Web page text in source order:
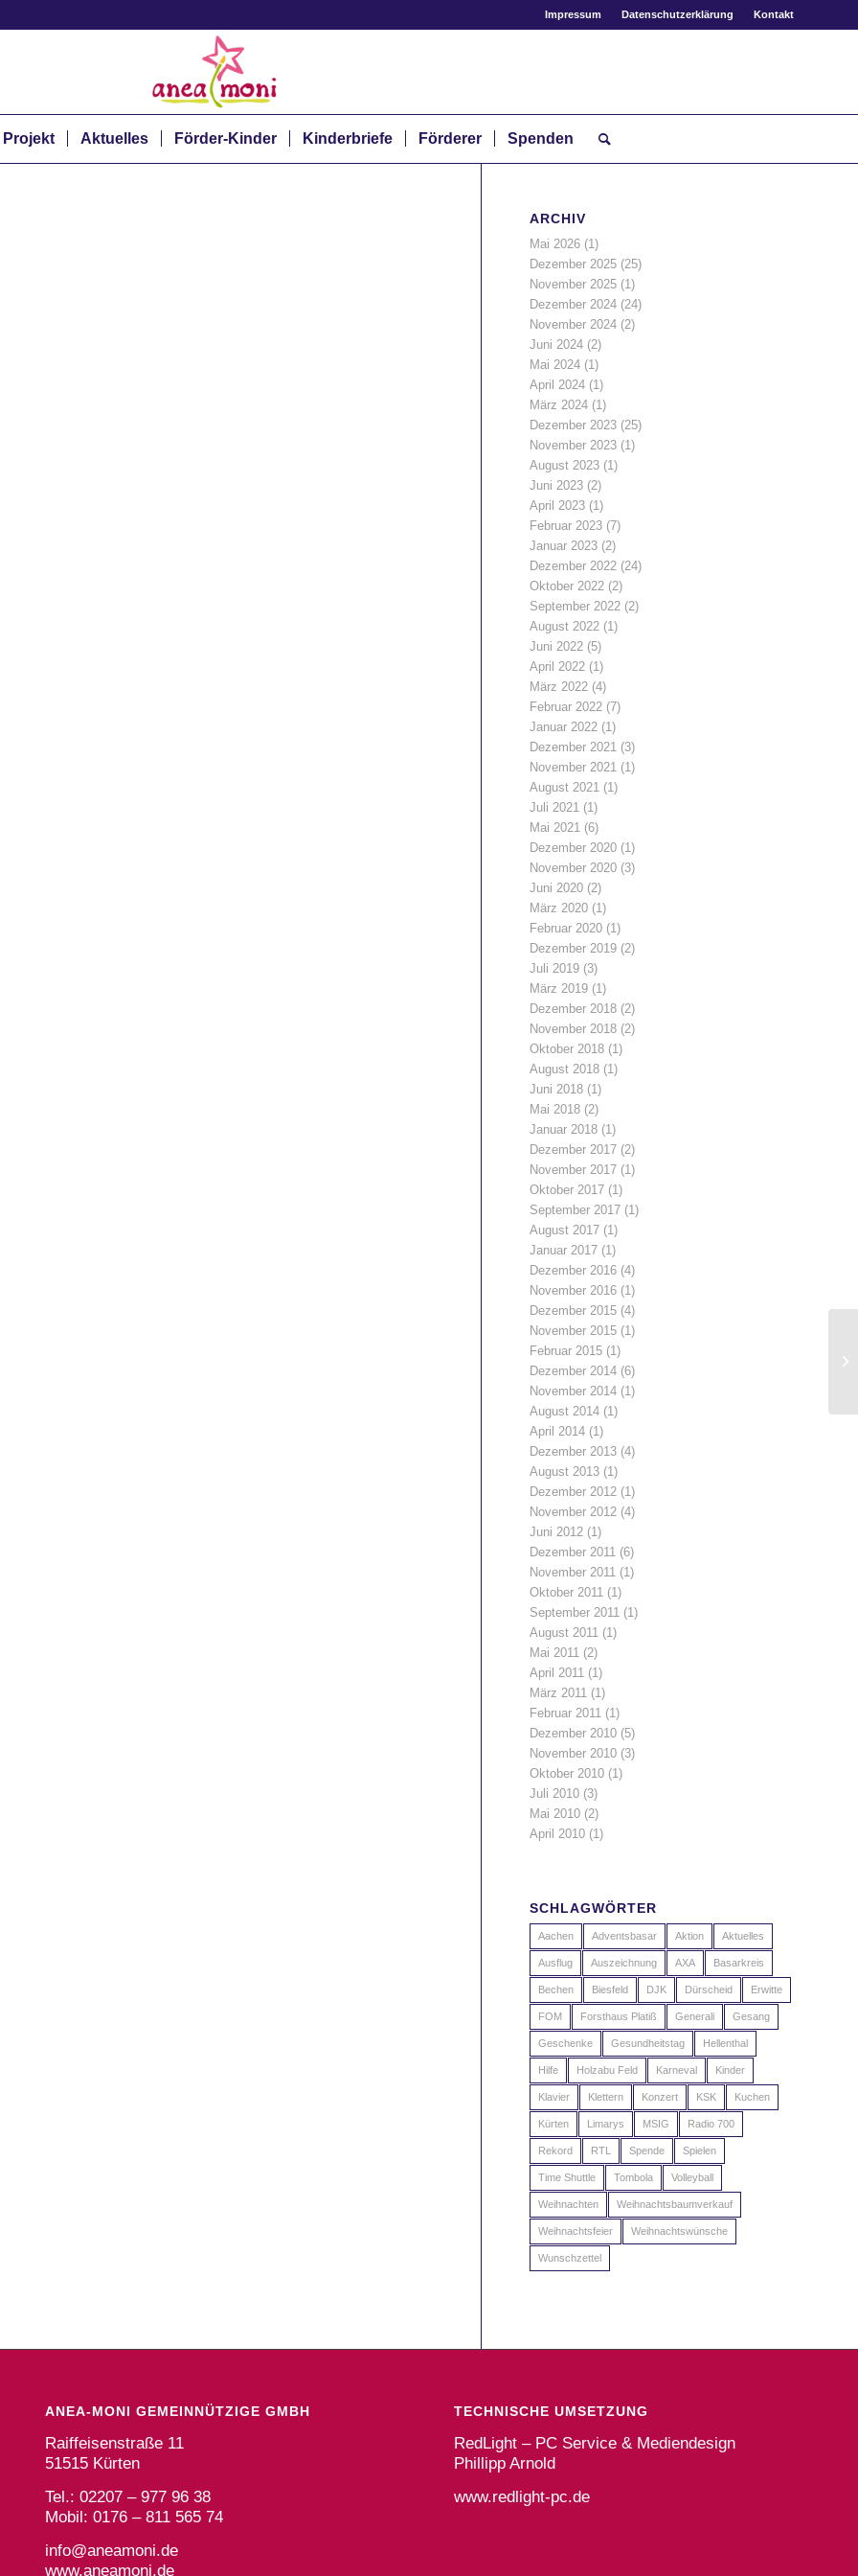
Impressum Datenschutzerklärung Kontakt
Projekt Aktuelles Förder-Kinder Kinderbriefe Förderer Spenden
ARCHIV
Mai 2026 (1)
Dezember 2025 (25)
November 2025 (1)
Dezember 2024 (24)
November 2024 (2)
Juni 2024 (2)
Mai 2024 (1)
April 2024 (1)
März 2024 (1)
Dezember 2023 (25)
November 2023 (1)
August 2023 (1)
Juni 2023 (2)
April 2023 (1)
Februar 2023 (7)
Januar 2023 (2)
Dezember 2022 (24)
Oktober 2022 (2)
September 2022 (2)
August 2022 (1)
Juni 2022 (5)
April 2022 (1)
März 2022 (4)
Februar 2022 (7)
Januar 2022 (1)
Dezember 2021 (3)
November 2021 (1)
August 2021 (1)
Juli 2021 (1)
Mai 2021 (6)
Dezember 2020 (1)
November 2020 (3)
Juni 2020 (2)
März 2020 (1)
Februar 2020 (1)
Dezember 2019 (2)
Juli 2019 (3)
März 2019 (1)
Dezember 2018 (2)
November 2018 (2)
Oktober 2018 (1)
August 2018 (1)
Juni 2018 (1)
Mai 2018 (2)
Januar 2018 (1)
Dezember 2017 (2)
November 2017 (1)
Oktober 2017 (1)
September 2017 (1)
August 2017 (1)
Januar 2017 (1)
Dezember 2016 (4)
November 2016 (1)
Dezember 2015 (4)
November 2015 (1)
Februar 2015 (1)
Dezember 2014 (6)
November 2014 (1)
August 2014 (1)
April 2014 (1)
Dezember 2013 (4)
August 2013 (1)
Dezember 2012 (1)
November 2012 (4)
Juni 2012 (1)
Dezember 2011 (6)
November 2011 (1)
Oktober 2011 (1)
September 2011 (1)
August 2011 (1)
Mai 2011 (2)
April 2011 (1)
März 2011 (1)
Februar 2011 (1)
Dezember 2010 (5)
November 2010 (3)
Oktober 2010 (1)
Juli 2010 (3)
Mai 2010 (2)
April 2010 (1)
SCHLAGWÖRTER
Aachen Adventsbasar Aktion Aktuelles
Ausflug Auszeichnung AXA Basarkreis
Bechen Biesfeld DJK Dürscheid Erwitte
FOM Forsthaus Platiß Generali Gesang
Geschenke Gesundheitstag Hellenthal
Hilfe Holzabu Feld Karneval Kinder
Klavier Klettern Konzert KSK Kuchen
Kürten Limarys MSIG Radio 700
Rekord RTL Spende Spielen
Time Shuttle Tombola Volleyball
Weihnachten Weihnachtsbaumverkauf
Weihnachtsfeier Weihnachtswünsche
Wunschzettel
ANEA-MONI GEMEINNÜTZIGE GMBH
Raiffeisenstraße 11
51515 Kürten
Tel.: 02207 – 977 96 38
Mobil: 0176 – 811 565 74
info@aneamoni.de
www.aneamoni.de
TECHNISCHE UMSETZUNG
RedLight – PC Service & Mediendesign
Phillipp Arnold
www.redlight-pc.de